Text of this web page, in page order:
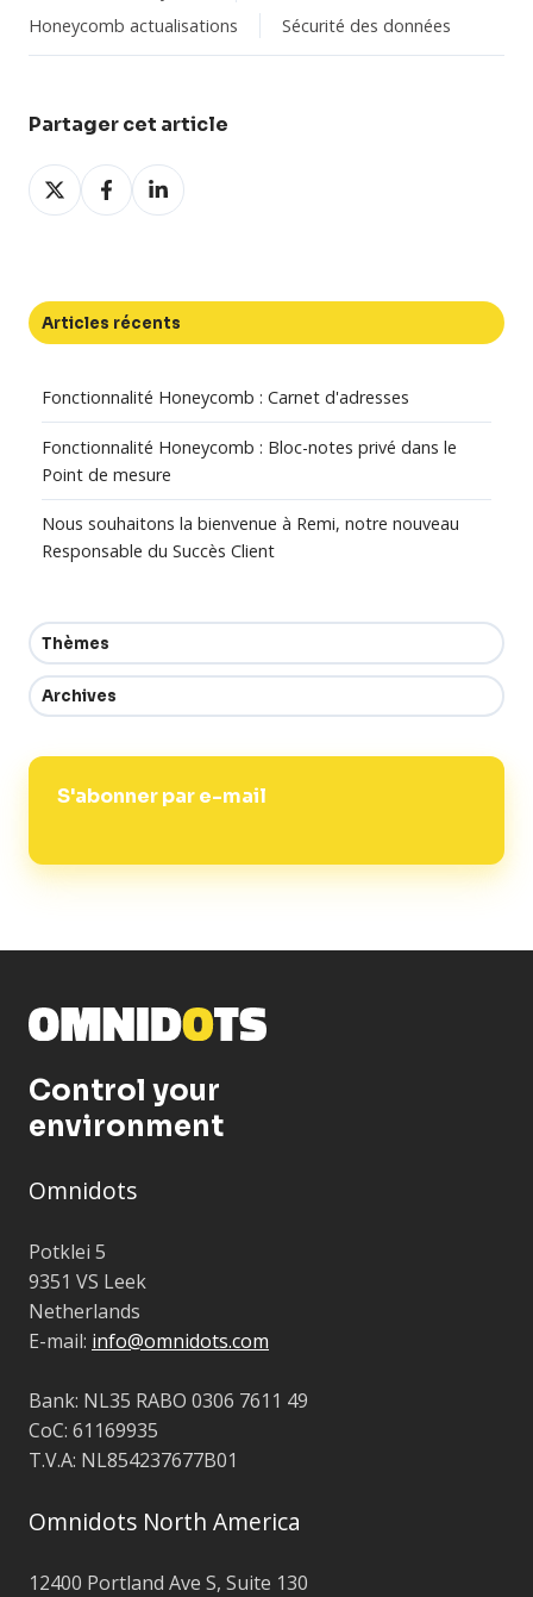
Honeycomb actualisations
Sécurité des données
Partager cet article
Partager
sur
Partager
sur
Partager
sur
Articles récents
Fonctionnalité Honeycomb : Carnet d'adresses
Fonctionnalité Honeycomb : Bloc-notes privé dans le
Point de mesure
Nous souhaitons la bienvenue à Remi, notre nouveau
Responsable du Succès Client
Thèmes
Archives
S'abonner par e-mail
Control your
environment
Omnidots
Potklei 5
9351 VS Leek
Netherlands
E-mail: info@omnidots.com
Bank: NL35 RABO 0306 7611 49
CoC: 61169935
T.V.A: NL854237677B01
Omnidots North America
12400 Portland Ave S, Suite 130